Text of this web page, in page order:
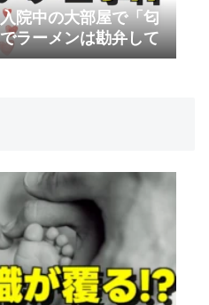
院中の大部屋で「匂
ラーメンは勘弁して